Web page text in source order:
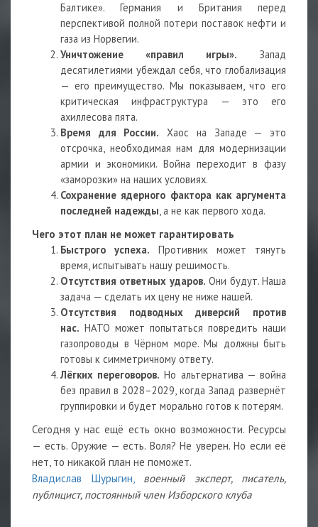
Балтике». Германия и Британия перед
перспективой полной потери поставок нефти и
газа из Норвегии.
Уничтожение «правил игры».
Запад
десятилетиями убеждал себя, что глобализация
— его преимущество. Мы показываем, что его
критическая инфраструктура — это его
ахиллесова пята.
Время для России.
Хаос на Западе — это
отсрочка, необходимая нам для модернизации
армии и экономики. Война переходит в фазу
«заморозки» на наших условиях.
Сохранение ядерного фактора как аргумента
последней надежды, а не как первого хода.
Чего этот план не может гарантировать
Быстрого успеха.
Противник может тянуть
время, испытывать нашу решимость.
Отсутствия ответных ударов. Они будут. Наша
задача — сделать их цену не ниже нашей.
Отсутствия подводных диверсий против
нас. НАТО может попытаться повредить наши
газопроводы в Чёрном море. Мы должны быть
готовы к симметричному ответу.
Лёгких переговоров. Но альтернатива — война
без правил в 2028–2029, когда Запад развернёт
группировки и будет морально готов к потерям.
Сегодня у нас ещё есть окно возможности. Ресурсы
— есть. Оружие — есть. Воля? Не уверен. Но если её
нет, то никакой план не поможет.
Владислав Шурыгин, военный эксперт, писатель,
публицист, постоянный член Изборского клуба